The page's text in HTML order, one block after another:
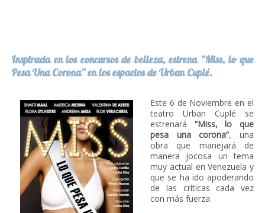
Inspirada en los concursos de belleza, estrena “Miss, lo que
Pesa Una Corona” en los espacios de Urban Cuplé.
Este 6 de Noviembre en el
teatro Urban Cuplé se
estrenará “Miss, lo que
pesa una corona”, una
obra que manejará de
manera jocosa un tema
muy actual en Venezuela y
que se ha ido apoderando
de las críticas cada vez
con más fuerza.